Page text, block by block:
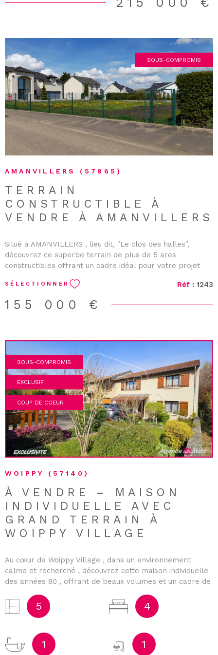
commerces, écoles et transports à proximité. Un
une visite.
AMANVILLERS (57865)
TERRAIN
CONSTRUCTIBLE À
VENDRE À AMANVILLERS
Situé à AMANVILLERS , lieu dit, "Le clos des halles",
découvrez ce superbe terrain de plus de 5 ares
constructibles offrant un cadre idéal pour votre projet
un environnement agréable. À saisir rapidement !
SÉLECTIONNER Réf : 1243
155 000 €
SOUS-COMPROMIS
VOIR LE BIEN
WOIPPY (57140)
À VENDRE – MAISON
INDIVIDUELLE AVEC
GRAND TERRAIN À
WOIPPY VILLAGE
Au cœur de Woippy Village , dans un environnement
calme et recherché , découvrez cette maison individuelle
des années 80 , offrant de beaux volumes et un cadre de
trouverez une entrée , deux chambres , une salle d'eau,
un WC indépendant , ainsi qu’un cellier avec coin
niveau, offrant un bel espace de stationnement et de
rangement. À l’étage, laissez-vous séduire par une
5 4
1 1
SOUS-COMPROMIS
EXCLUSIF
COUP DE COEUR VOIR LE BIEN